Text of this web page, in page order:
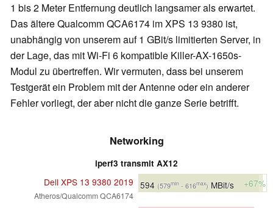
1 bis 2 Meter Entfernung deutlich langsamer als erwartet.
Das ältere Qualcomm QCA6174 im XPS 13 9380 ist,
unabhängig von unseremauf 1 GBit/s limitierten Server, in
der Lage, das mit Wi-Fi 6 kompatible Killer-AX-1650s-
Modul zu übertreffen. Wir vermuten, dass bei unserem
Testgerät ein Problem mit der Antenne oder ein anderer
Fehler vorliegt, der aber nicht die ganze Serie betrifft.
Networking
iperf3 transmit AX12
Dell XPS 13 9380 2019
Atheros/Qualcomm QCA6174
594 (579min - 616max) MBit/s +67%